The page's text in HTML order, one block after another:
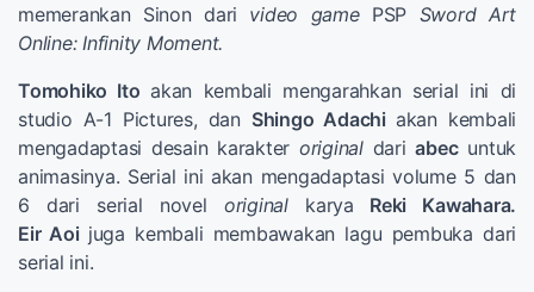
memerankan Sinon dari video gamePSP Sword Art
Online: Infinity Moment.
Tomohiko Itoakan kembali mengarahkan serial ini di
studio A-1 Pictures, dan Shingo Adachi akan kembali
mengadaptasi desain karakter original dariabecuntuk
animasinya. Serial ini akan mengadaptasi volume 5 dan
6 dari serial novel original karya Reki Kawahara.
Eir Aoi juga kembali membawakan lagu pembuka dari
serial ini.